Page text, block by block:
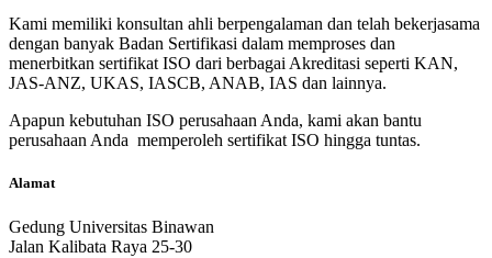
Kami memiliki konsultan ahli berpengalaman dan telah bekerjasama
dengan banyak Badan Sertifikasi dalam memproses dan
menerbitkan sertifikat ISO dari berbagai Akreditasi seperti KAN,
JAS-ANZ, UKAS, IASCB, ANAB, IAS dan lainnya.
Apapun kebutuhan ISO perusahaan Anda, kami akan bantu
perusahaan Anda memperoleh sertifikat ISO hingga tuntas.
Alamat
Gedung Universitas Binawan
Jalan Kalibata Raya 25-30